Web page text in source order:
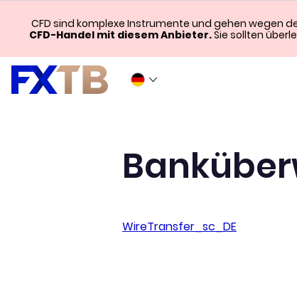
WireTransfer_sc_DE
CFD sind komplexe Instrumente und gehen wegen
CFD-Handel mit diesem Anbieter.Sie sollten